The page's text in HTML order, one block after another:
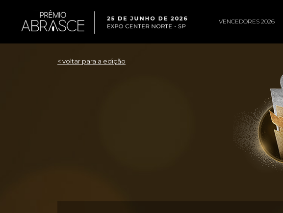
VENCEDORES 2026
< voltar para a edição